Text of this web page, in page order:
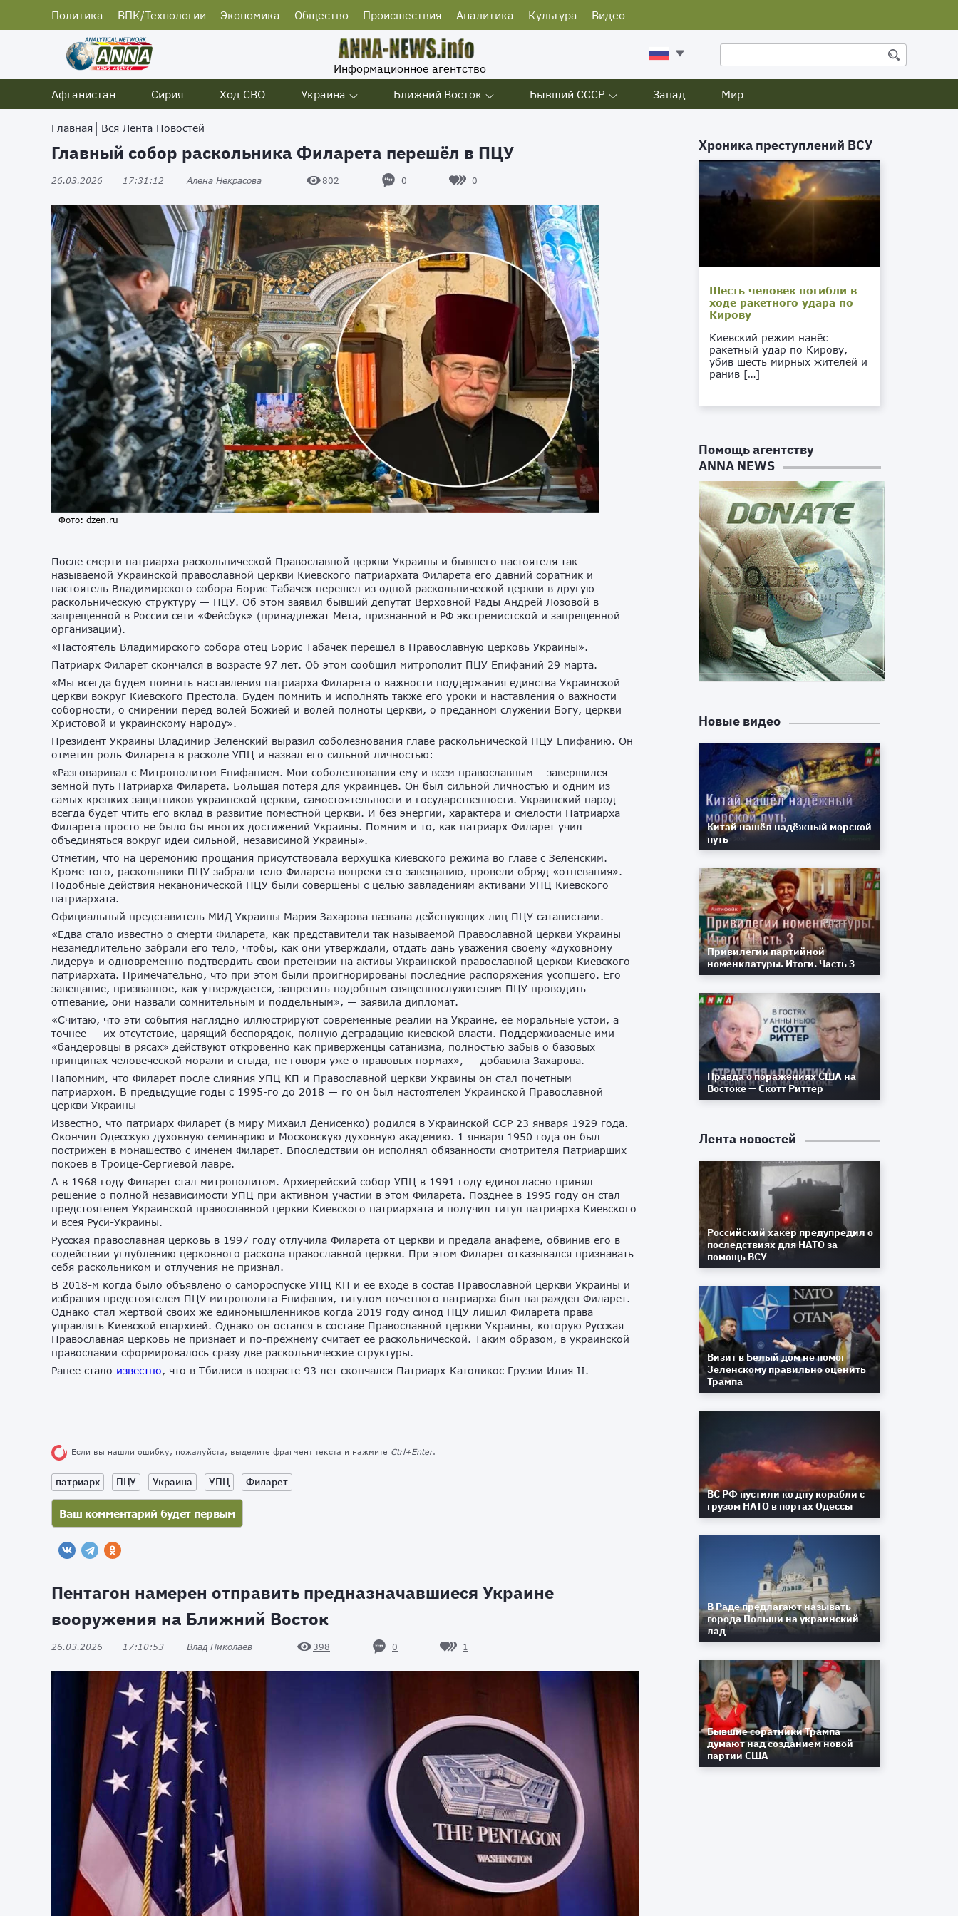
Политика ВПК/Технологии Экономика Общество Происшествия Аналитика Культура Видео
Информационное агентство
Афганистан
Сирия Ход СВО Украина Ближний Восток Бывший СССР Запад Мир
Главная Вся Лента Новостей
Главный собор раскольника Филарета перешёл в ПЦУ
26.03.2026 17:31:12 Алена Некрасова 802 0 0
Фото: dzen.ru
После смерти патриарха раскольнической Православной церкви Украины и бывшего настоятеля так
называемой Украинской православной церкви Киевского патриархата Филарета его давний соратник и
настоятель Владимирского собора Борис Табачек перешел из одной раскольнической церкви в другую
раскольническую структуру — ПЦУ. Об этом заявил бывший депутат Верховной Рады Андрей Лозовой в
запрещенной в России сети «Фейсбук» (принадлежат Мета, признанной в РФ экстремистской и запрещенной
организации).
«Настоятель Владимирского собора отец Борис Табачек перешел в Православную церковь Украины».
Патриарх Филарет скончался в возрасте 97 лет. Об этом сообщил митрополит ПЦУ Епифаний 29 марта.
«Мы всегда будем помнить наставления патриарха Филарета о важности поддержания единства Украинской
церкви вокруг Киевского Престола. Будем помнить и исполнять также его уроки и наставления о важности
соборности, о смирении перед волей Божией и волей полноты церкви, о преданном служении Богу, церкви
Христовой и украинскому народу».
Президент Украины Владимир Зеленский выразил соболезнования главе раскольнической ПЦУ Епифанию. Он
отметил роль Филарета в расколе УПЦ и назвал его сильной личностью:
«Разговаривал с Митрополитом Епифанием. Мои соболезнования ему и всем православным – завершился
земной путь Патриарха Филарета. Большая потеря для украинцев. Он был сильной личностью и одним из
самых крепких защитников украинской церкви, самостоятельности и государственности. Украинский народ
всегда будет чтить его вклад в развитие поместной церкви. И без энергии, характера и смелости Патриарха
Филарета просто не было бы многих достижений Украины. Помним и то, как патриарх Филарет учил
объединяться вокруг идеи сильной, независимой Украины».
Отметим, что на церемонию прощания присутствовала верхушка киевского режима во главе с Зеленским.
Кроме того, раскольники ПЦУ забрали тело Филарета вопреки его завещанию, провели обряд «отпевания».
Подобные действия неканонической ПЦУ были совершены с целью завладениям активами УПЦ Киевского
патриархата.
Официальный представитель МИД Украины Мария Захарова назвала действующих лиц ПЦУ сатанистами.
«Едва стало известно о смерти Филарета, как представители так называемой Православной церкви Украины
незамедлительно забрали его тело, чтобы, как они утверждали, отдать дань уважения своему «духовному
лидеру» и одновременно подтвердить свои претензии на активы Украинской православной церкви Киевского
патриархата. Примечательно, что при этом были проигнорированы последние распоряжения усопшего. Его
завещание, призванное, как утверждается, запретить подобным священнослужителям ПЦУ проводить
отпевание, они назвали сомнительным и поддельным», — заявила дипломат.
«Считаю, что эти события наглядно иллюстрируют современные реалии на Украине, ее моральные устои, а
точнее — их отсутствие, царящий беспорядок, полную деградацию киевской власти. Поддерживаемые ими
«бандеровцы в рясах» действуют откровенно как приверженцы сатанизма, полностью забыв о базовых
принципах человеческой морали и стыда, не говоря уже о правовых нормах», — добавила Захарова.
Напомним, что Филарет после слияния УПЦ КП и Православной церкви Украины он стал почетным
патриархом. В предыдущие годы с 1995-го до 2018 — го он был настоятелем Украинской Православной
церкви Украины
Известно, что патриарх Филарет (в миру Михаил Денисенко) родился в Украинской ССР 23 января 1929 года.
Окончил Одесскую духовную семинарию и Московскую духовную академию. 1 января 1950 года он был
пострижен в монашество с именем Филарет. Впоследствии он исполнял обязанности смотрителя Патриарших
покоев в Троице-Сергиевой лавре.
А в 1968 году Филарет стал митрополитом. Архиерейский собор УПЦ в 1991 году единогласно принял
решение о полной независимости УПЦ при активном участии в этом Филарета. Позднее в 1995 году он стал
предстоятелем Украинской православной церкви Киевского патриархата и получил титул патриарха Киевского
и всея Руси-Украины.
Русская православная церковь в 1997 году отлучила Филарета от церкви и предала анафеме, обвинив его в
содействии углублению церковного раскола православной церкви. При этом Филарет отказывался признавать
себя раскольником и отлучения не признал.
В 2018-м когда было объявлено о самороспуске УПЦ КП и ее входе в состав Православной церкви Украины и
избрания предстоятелем ПЦУ митрополита Епифания, титулом почетного патриарха был награжден Филарет.
Однако стал жертвой своих же единомышленников когда 2019 году синод ПЦУ лишил Филарета права
управлять Киевской епархией. Однако он остался в составе Православной церкви Украины, которую Русская
Православная церковь не признает и по-прежнему считает ее раскольнической. Таким образом, в украинской
православии сформировалось сразу две раскольнические структуры.
Ранее стало известно, что в Тбилиси в возрасте 93 лет скончался Патриарх-Католикос Грузии Илия II.
Если вы нашли ошибку, пожалуйста, выделите фрагмент текста и нажмите Ctrl+Enter.
патриарх ПЦУ Украина УПЦ Филарет
Пентагон намерен отправить предназначавшиеся Украине
вооружения на Ближний Восток
26.03.2026 17:10:53 Влад Николаев 398 0 1
Хроника преступлений ВСУ
Шесть человек погибли в
ходе ракетного удара по
Кирову
Киевский режим нанёс
ракетный удар по Кирову,
убив шесть мирных жителей и
ранив […]
Помощь агентству
ANNA NEWS
Новые видео
Китай нашёл надёжный морской
путь
Привилегии партийной
номенклатуры. Итоги. Часть 3
Правда о поражениях США на
Востоке — Скотт Риттер
Лента новостей
Российский хакер предупредил о
последствиях для НАТО за
помощь ВСУ
Визит в Белый дом не помог
Зеленскому правильно оценить
Трампа
ВС РФ пустили ко дну корабли с
грузом НАТО в портах Одессы
В Раде предлагают называть
города Польши на украинский
лад
Бывшие соратники Трампа
думают над созданием новой
партии США